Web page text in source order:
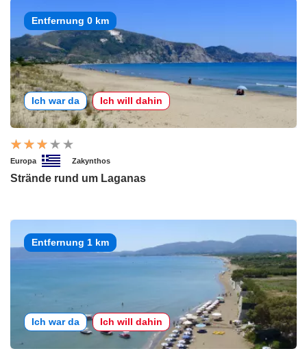
Entfernung 0 km
Ich war da Ich will dahin
Europa Zakynthos
Strände rund um Laganas
Entfernung 1 km
Ich war da Ich will dahin